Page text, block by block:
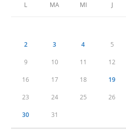
L MA MI J
2 3 4 5
9 10 11 12
16 17 18 19
23 24 25 26
30 31